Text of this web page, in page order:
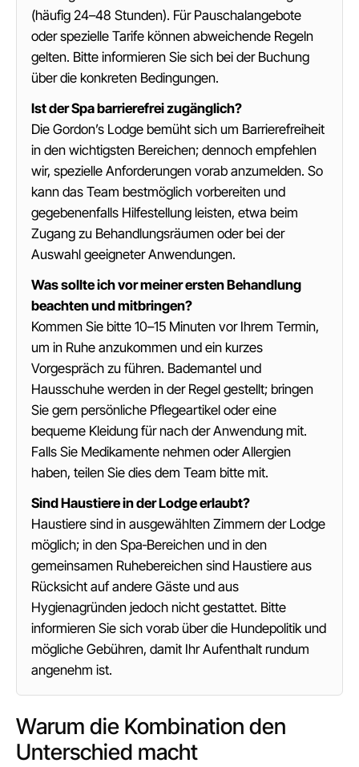
(häufig 24–48 Stunden). Für Pauschalangebote
oder spezielle Tarife können abweichende Regeln
gelten. Bitte informieren Sie sich bei der Buchung
über die konkreten Bedingungen.
Ist der Spa barrierefrei zugänglich?
Die Gordon’s Lodge bemüht sich um Barrierefreiheit
in den wichtigsten Bereichen; dennoch empfehlen
wir, spezielle Anforderungen vorab anzumelden. So
kann das Team bestmöglich vorbereiten und
gegebenenfalls Hilfestellung leisten, etwa beim
Zugang zu Behandlungsräumen oder bei der
Auswahl geeigneter Anwendungen.
Was sollte ich vor meiner ersten Behandlung
beachten und mitbringen?
Kommen Sie bitte 10–15 Minuten vor Ihrem Termin,
um in Ruhe anzukommen und ein kurzes
Vorgespräch zu führen. Bademantel und
Hausschuhe werden in der Regel gestellt; bringen
Sie gern persönliche Pflegeartikel oder eine
bequeme Kleidung für nach der Anwendung mit.
Falls Sie Medikamente nehmen oder Allergien
haben, teilen Sie dies dem Team bitte mit.
Sind Haustiere in der Lodge erlaubt?
Haustiere sind in ausgewählten Zimmern der Lodge
möglich; in den Spa‑Bereichen und in den
gemeinsamen Ruhebereichen sind Haustiere aus
Rücksicht auf andere Gäste und aus
Hygienagründen jedoch nicht gestattet. Bitte
informieren Sie sich vorab über die Hundepolitik und
mögliche Gebühren, damit Ihr Aufenthalt rundum
angenehm ist.
Warum die Kombination den
Unterschied macht